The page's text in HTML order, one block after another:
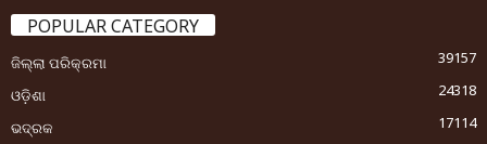
POPULAR CATEGORY
ଜିଲ୍ଲା ପରିକ୍ରମା
39157
ଓଡ଼ିଶା
24318
ଭଦ୍ରକ
17114